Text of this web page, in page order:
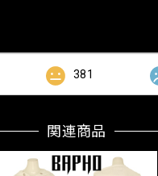
381
関連商品